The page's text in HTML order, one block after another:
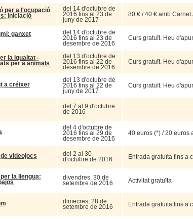
per a l'ocupació
iniciació
del 14 d'octubre de
2016 fins al 23 de
juny de 2017
80 € / 40 € amb Carnet
ganxet del 14 d'octubre de
2016 fins al 23 de
desembre de 2016
Curs gratuït. Heu
la igualtat -
per a animals
del 13 d'octubre de
2016 fins al 22 de
desembre de 2016
Curs gratuït. Heu
a créixer
del 13 d'octubre de
2016 fins al 22 de
juny de 2017
Curs gratuït. Heu
del 7 al 9 d'octubre
de 2016
del 4 d'octubre de
2016 fins al 29 de
desembre de 2016
40 euros (*) / 20 euros
videojocs del 2 al 30
d'octubre de 2016 Entrada gratuïta fins a
la llengua: divendres, 30 de
setembre de 2016 Activitat gratuïta
dimecres, 28 de
setembre de 2016 Entrada gratuïta fins a